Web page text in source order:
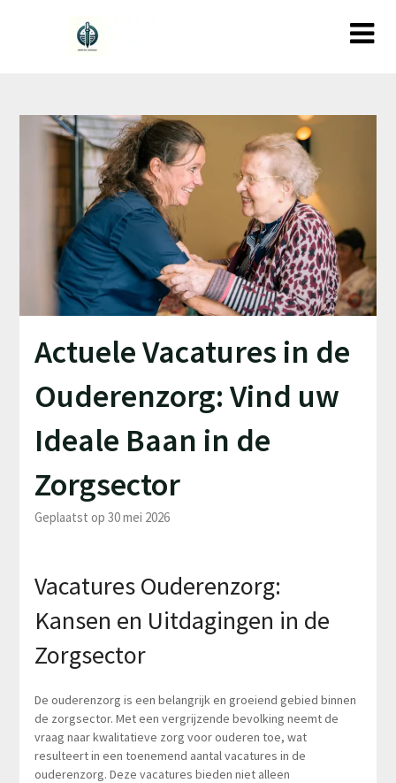
Actuele Vacatures in de
Ouderenzorg: Vind uw
Ideale Baan in de
Zorgsector
Geplaatst op 30 mei 2026
Vacatures Ouderenzorg:
Kansen en Uitdagingen in de
Zorgsector
De ouderenzorg is een belangrijk en groeiend gebied binnen
de zorgsector. Met een vergrijzende bevolking neemt de
vraag naar kwalitatieve zorg voor ouderen toe, wat
resulteert in een toenemend aantal vacatures in de
ouderenzorg. Deze vacatures bieden niet alleen